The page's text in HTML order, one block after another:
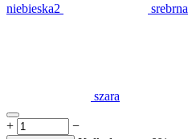
niebieska2 srebrna
szara
+ −